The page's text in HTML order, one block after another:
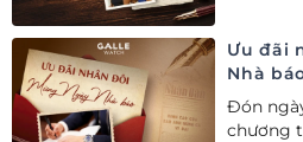
Gia đình
Ưu đãi
Nhà
Đón
chương